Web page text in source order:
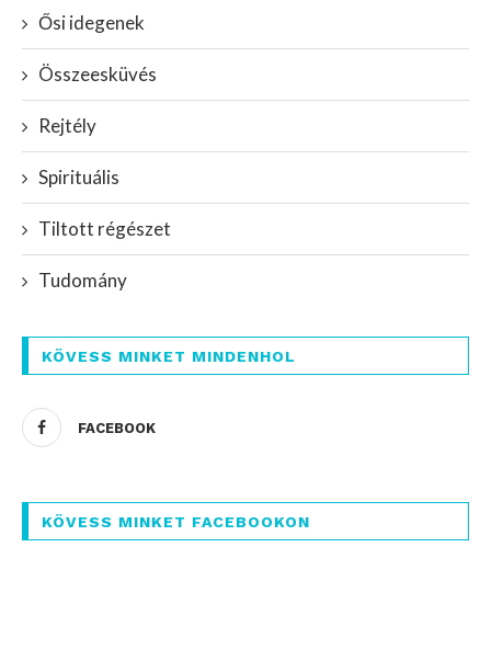
Ősi idegenek
Összeesküvés
Rejtély
Spirituális
Tiltott régészet
Tudomány
KÖVESS MINKET MINDENHOL
FACEBOOK
KÖVESS MINKET FACEBOOKON